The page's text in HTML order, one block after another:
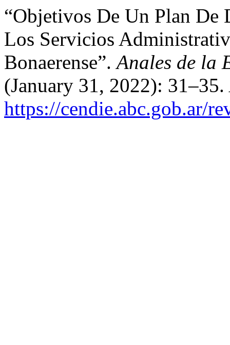
“Objetivos De Un Plan De
Los Servicios
Bonaerense”.Anales de la
(January 31, 2022):
https://cendie.abc.gob.ar/